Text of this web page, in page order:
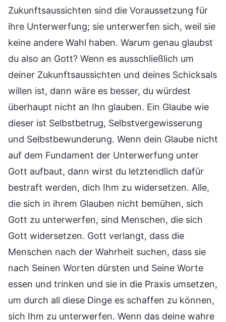
Zukunftsaussichten sind die Voraussetzung für
ihre Unterwerfung; sie unterwerfen sich, weil sie
keine andere Wahl haben. Warum genau glaubst
du also an Gott? Wenn es ausschließlich um
deiner Zukunftsaussichten und deines Schicksals
willen ist, dann wäre es besser, du würdest
überhaupt nicht an Ihn glauben. Ein Glaube wie
dieser ist Selbstbetrug, Selbstvergewisserung
und Selbstbewunderung. Wenn dein Glaube nicht
auf dem Fundament der Unterwerfung unter
Gott aufbaut, dann wirst du letztendlich dafür
bestraft werden, dich Ihm zu widersetzen. Alle,
die sich in ihrem Glauben nicht bemühen, sich
Gott zu unterwerfen, sind Menschen, die sich
Gott widersetzen. Gott verlangt, dass die
Menschen nach der Wahrheit suchen, dass sie
nach Seinen Worten dürsten und Seine Worte
essen und trinken und sie in die Praxis umsetzen,
um durch all diese Dinge es schaffen zu können,
sich Ihm zu unterwerfen. Wenn das deine wahre